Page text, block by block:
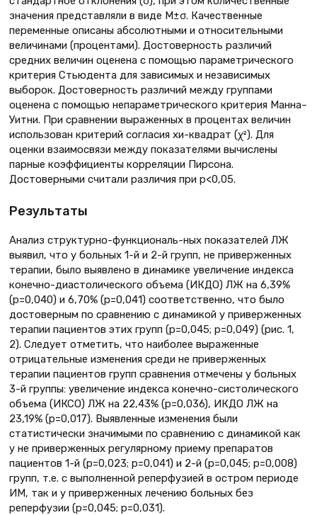
значения представляли в виде М±σ. Качественные
переменные описаны абсолютными и относительными
величинами (процентами). Достоверность различий
средних величин оценена с помощью параметрического
критерия Cтьюдента для зависимых и независимых
выборок. Достоверность различий между группами
оценена с помощью непараметрического критерия Манна–
Уитни. При сравнении выраженных в процентах величин
использован критерий согласия хи-квадрат (χ²). Для
оценки взаимосвязи между показателями вычислены
парные коэффициенты корреляции Пирсона.
Достоверными считали различия при р<0,05.
Результаты
Анализ структурно-функциональ-ных показателей ЛЖ
выявил, что у больных 1-й и 2-й групп, не приверженных
терапии, было выявлено в динамике увеличение индекса
конечно-диастолического объема (ИКДО) ЛЖ на 6,39%
(р=0,040) и 6,70% (р=0,041) соответственно, что было
достоверным по сравнению с динамикой у приверженных
терапии пациентов этих групп (р=0,045; р=0,049) (рис. 1,
2). Следует отметить, что наиболее выраженные
отрицательные изменения среди не приверженных
терапии пациентов групп сравнения отмечены у больных
3-й группы: увеличение индекса конечно-систолического
объема (ИКСО) ЛЖ на 22,43% (р=0,036), ИКДО ЛЖ на
23,19% (р=0,017). Выявленные изменения были
статистически значимыми по сравнению с динамикой как
у не приверженных регулярному приему препаратов
пациентов 1-й (р=0,023; р=0,041) и 2-й (р=0,045; р=0,008)
групп, т.е. с выполненной реперфузией в остром периоде
ИМ, так и у приверженных лечению больных без
реперфузии (р=0,045; р=0,031).